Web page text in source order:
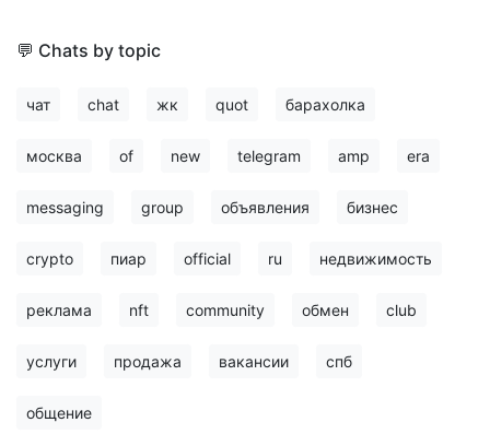
💬 Chats by topic
чат chat жк quot барахолка
москва of new telegram amp era
messaging group объявления бизнес
crypto пиар official ru недвижимость
реклама nft community обмен club
услуги продажа вакансии спб
общение